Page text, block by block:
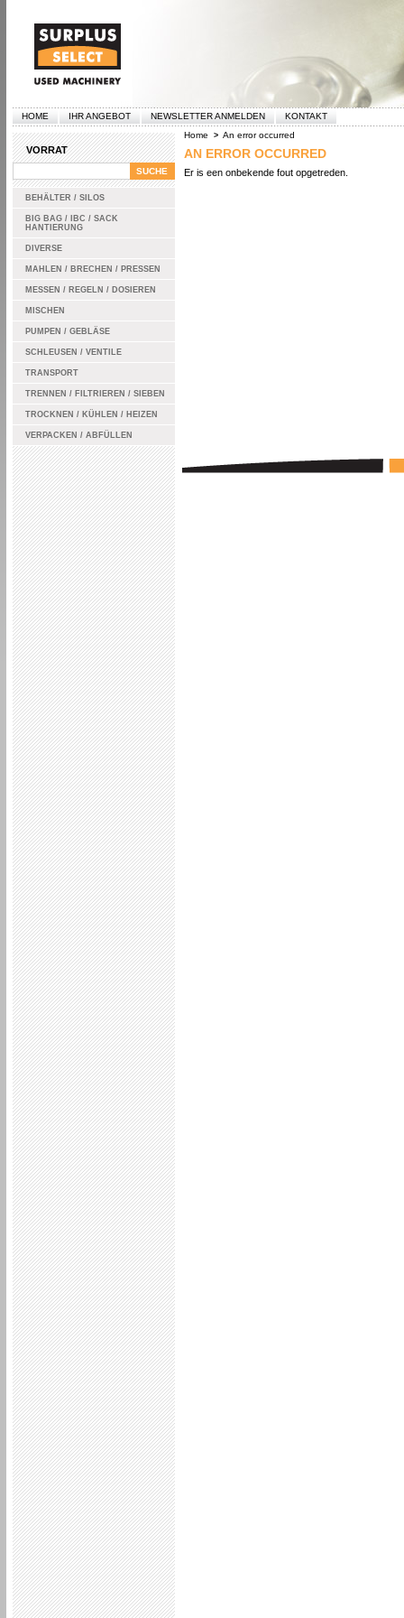
HOME IHR ANGEBOT NEWSLETTER ANMELDEN KONTAKT
VORRAT
BEHÄLTER / SILOS
BIG BAG / IBC / SACK
HANTIERUNG
DIVERSE
MAHLEN / BRECHEN / PRESSEN
MESSEN / REGELN / DOSIEREN
MISCHEN
PUMPEN / GEBLÄSE
SCHLEUSEN / VENTILE
TRANSPORT
TRENNEN / FILTRIEREN / SIEBEN
TROCKNEN / KÜHLEN / HEIZEN
VERPACKEN / ABFÜLLEN
Home > An error occurred
AN ERROR OCCURRED
Er is een onbekende fout opgetreden.